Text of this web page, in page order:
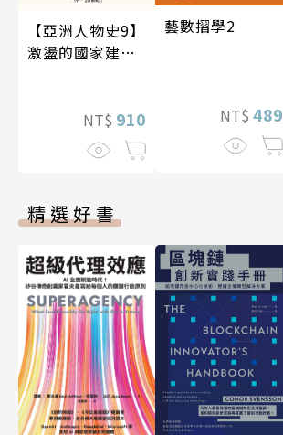
【亞洲人物史9】
激盪的國家建設
NT$ 910
藝數摺學2
NT$ 489
精選好書